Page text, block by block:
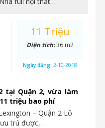
tại Quận 2, vừa làm
triệu bao phí
– Quận 2 Lô
trú được,…
11 Triệu
Diện tích:36 m2
Ngày đăng: 2-10-2018